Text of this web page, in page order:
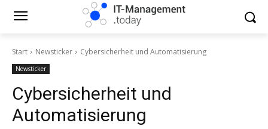
Start Newsticker Cybersicherheit und Automatisierung
Newsticker
Cybersicherheit und
Automatisierung